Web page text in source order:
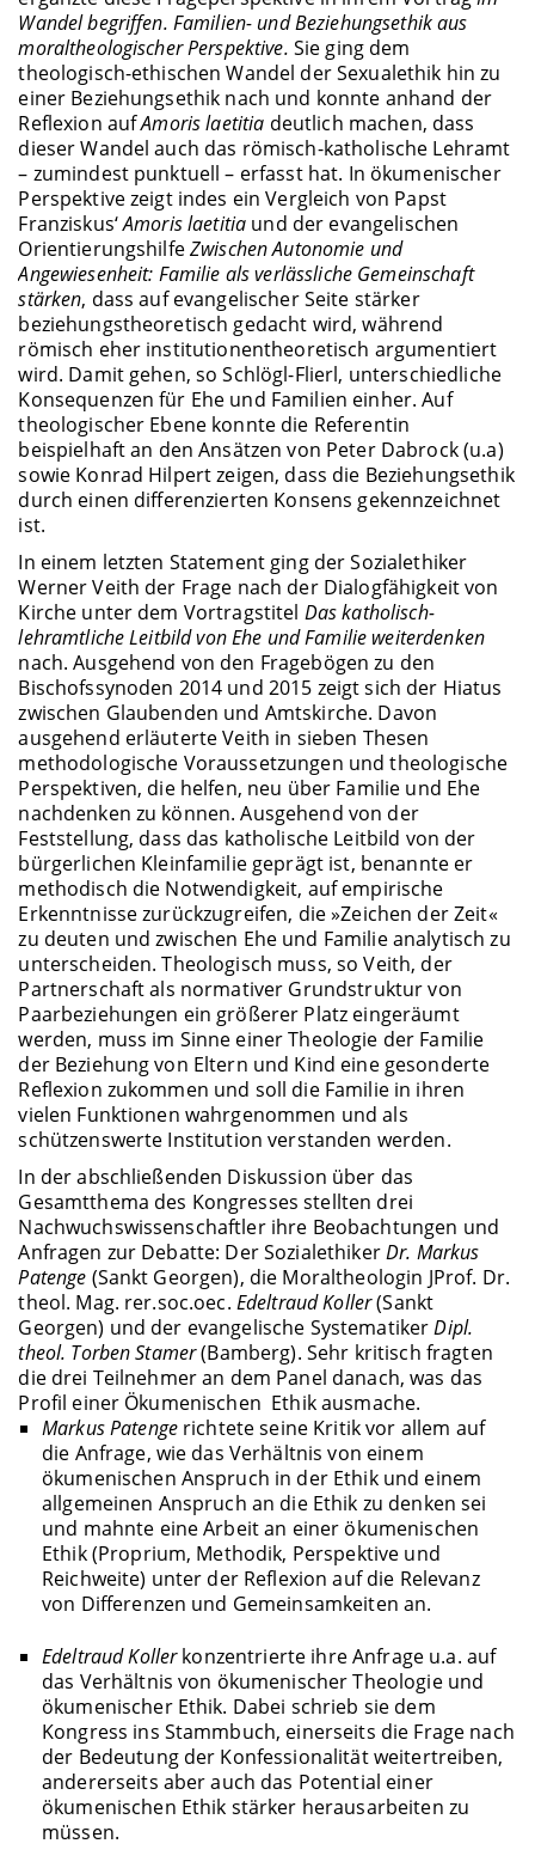
Wandel begriffen. Familien- und Beziehungsethik aus
moraltheologischer Perspektive. Sie ging dem
theologisch-ethischen Wandel der Sexualethik hin zu
einer Beziehungsethik nach und konnte anhand der
Reflexion aufAmoris laetitia deutlich machen, dass
dieser Wandel auch das römisch-katholische Lehramt
– zumindest punktuell – erfasst hat. In ökumenischer
Perspektive zeigt indes ein Vergleich von Papst
Franziskus‘Amoris laetitia und der evangelischen
OrientierungshilfeZwischen Autonomie und
Angewiesenheit: Familie als verlässliche Gemeinschaft
stärken, dass auf evangelischer Seite stärker
beziehungstheoretisch gedacht wird, während
römisch eher institutionentheoretisch argumentiert
wird. Damit gehen, so Schlögl-Flierl, unterschiedliche
Konsequenzen für Ehe und Familien einher. Auf
theologischer Ebene konnte die Referentin
beispielhaft an den Ansätzen von Peter Dabrock (u.a)
sowie Konrad Hilpert zeigen, dass die Beziehungsethik
durch einen differenzierten Konsens gekennzeichnet
ist.
In einem letzten Statement ging der Sozialethiker
Werner Veith der Frage nach der Dialogfähigkeit von
Kirche unter dem Vortragstitel Das katholisch-
lehramtliche Leitbild von Ehe und Familie weiterdenken
nach. Ausgehend von den Fragebögen zu den
Bischofssynoden 2014 und 2015 zeigt sich der Hiatus
zwischen Glaubenden und Amtskirche. Davon
ausgehend erläuterte Veith in sieben Thesen
methodologische Voraussetzungen und theologische
Perspektiven, die helfen, neu über Familie und Ehe
nachdenken zu können. Ausgehend von der
Feststellung, dass das katholische Leitbild von der
bürgerlichen Kleinfamilie geprägt ist, benannte er
methodisch die Notwendigkeit, auf empirische
Erkenntnisse zurückzugreifen, die »Zeichen der Zeit«
zu deuten und zwischen Ehe und Familie analytisch zu
unterscheiden. Theologisch muss, so Veith, der
Partnerschaft als normativer Grundstruktur von
Paarbeziehungen ein größerer Platz eingeräumt
werden, muss im Sinne einer Theologie der Familie
der Beziehung von Eltern und Kind eine gesonderte
Reflexion zukommen und soll die Familie in ihren
vielen Funktionen wahrgenommen und als
schützenswerte Institution verstanden werden.
In der abschließenden Diskussion über das
Gesamtthema des Kongresses stellten drei
Nachwuchswissenschaftler ihre Beobachtungen und
Anfragen zur Debatte: Der SozialethikerDr. Markus
Patenge (Sankt Georgen), die Moraltheologin JProf. Dr.
theol. Mag. rer.soc.oec. Edeltraud Koller(Sankt
Georgen) und der evangelische SystematikerDipl.
theol. Torben Stamer(Bamberg). Sehr kritisch fragten
die drei Teilnehmer an dem Panel danach, was das
Profil einer Ökumenischen Ethik ausmache.
Markus Patenge richtete seine Kritik vor allem auf
die Anfrage, wie das Verhältnis von einem
ökumenischen Anspruch in der Ethik und einem
allgemeinen Anspruch an die Ethik zu denken sei
und mahnte eine Arbeit an einer ökumenischen
Ethik (Proprium, Methodik, Perspektive und
Reichweite) unter der Reflexion auf die Relevanz
von Differenzen und Gemeinsamkeiten an.
Edeltraud Kollerkonzentrierte ihre Anfrage u.a. auf
das Verhältnis von ökumenischer Theologie und
ökumenischer Ethik. Dabei schrieb sie dem
Kongress ins Stammbuch, einerseits die Frage nach
der Bedeutung der Konfessionalität weitertreiben,
andererseits aber auch das Potential einer
ökumenischen Ethik stärker herausarbeiten zu
müssen.